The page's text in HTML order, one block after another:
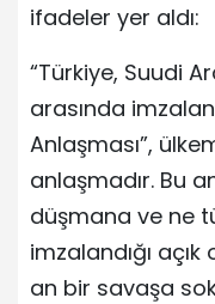
ifadeler yer aldı:
“Türkiye, Suudi
arasında
Anlaşması”,
anlaşmadır. Bu
düşmana ve ne
imzalandığı
an bir savaşa